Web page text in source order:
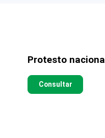
Protesto nacional
Consultar